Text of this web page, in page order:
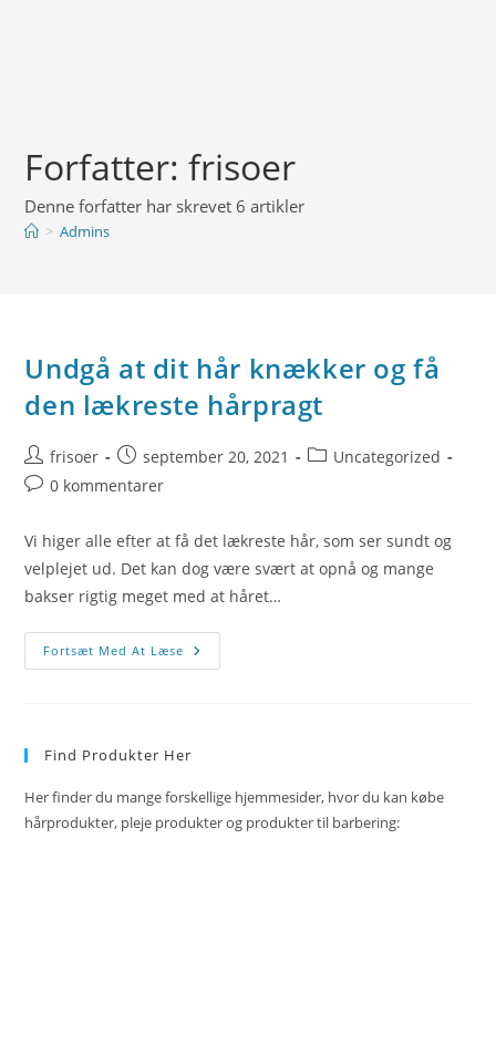
Forfatter:frisoer
Denne forfatter har skrevet 6 artikler
> Admins
Undgå at dit hår knækker og få
den lækreste hårpragt
Post
author:
frisoer
Post
published:
september 20, 2021
PostUncategorized
Post0 kommentarer
Vi higer alle efter at få det lækreste hår, som ser sundt og
velplejet ud. Det kan dog være svært at opnå og mange
bakser rigtig meget med at håret…
Fortsæt Med At Læse Undgå
At
Den
Hårpragt
Find Produkter Her
Her finder du mange forskellige hjemmesider, hvor du kan købe
hårprodukter, pleje produkter og produkter til barbering: